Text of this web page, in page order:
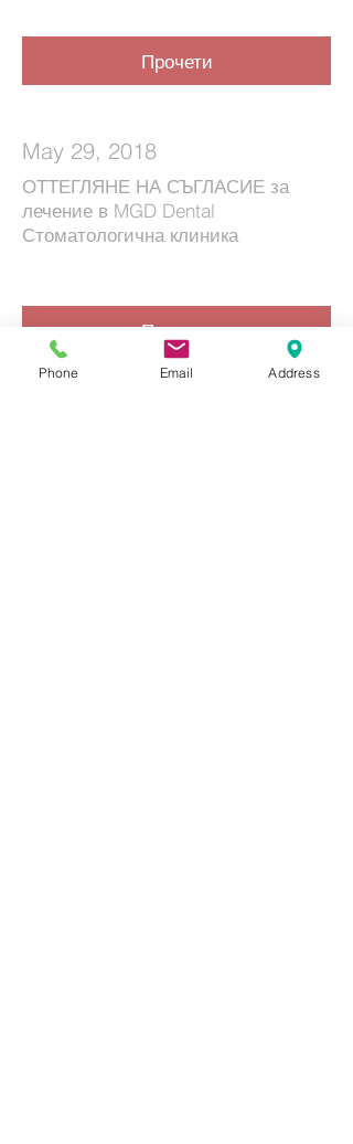
Прочети
May 29, 2018
ОТТЕГЛЯНЕ НА СЪГЛАСИЕ за
лечение в MGD Dental
Стоматологична клиника
Прочети
Phone Email Address